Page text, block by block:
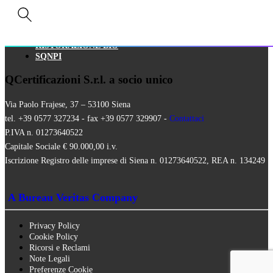
RISTORAZIONE BIO
SQNPI
QCertificazioni S.r.l. a socio unico
Via Paolo Frajese, 37 – 53100 Siena
tel. +39 0577 327234 - fax +39 0577 329907 - Contattaci
P.IVA n. 01273640522
Capitale Sociale € 90.000,00 i.v.
Iscrizione Registro delle imprese di Siena n. 01273640522, REA n. 134249
A Bureau Veritas Company
Privacy Policy
Cookie Policy
Ricorsi e Reclami
Note Legali
Preferenze Cookie
Google
Analytics.
migliorare il
nostro sito
web
raccogliendo
informazioni
su come lo
utilizzi. I
raccolgono
informazioni
identificare
Experience
Questi coockie
permettono di
far funzionare